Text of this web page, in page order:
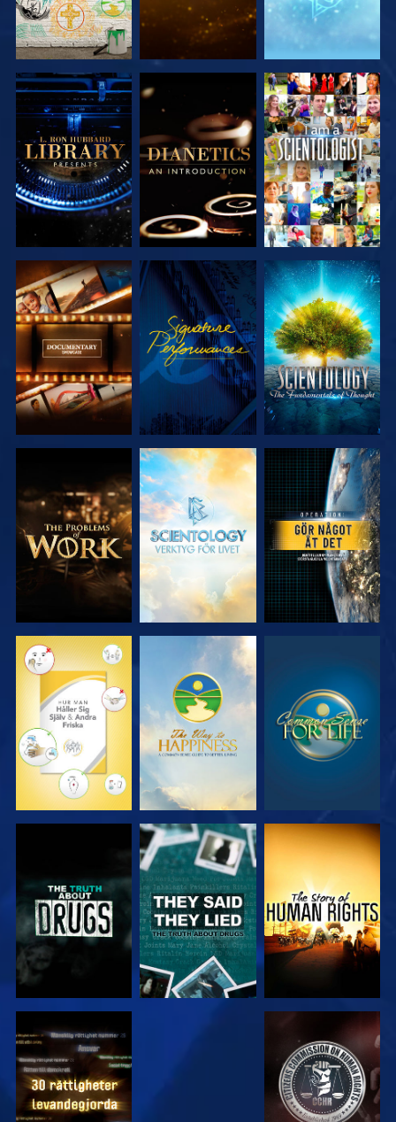
UTFORSKA
SERIEN
UTFORSKA
SERIEN
TITTA
UTFORSKA
SERIEN
TITTA
UTFORSKA
SERIEN
UTFORSKA
SERIEN
UTFORSKA
SERIEN
TITTA
TITTA TITTA TITTA
TITTA TITTA
TITTA TITTA